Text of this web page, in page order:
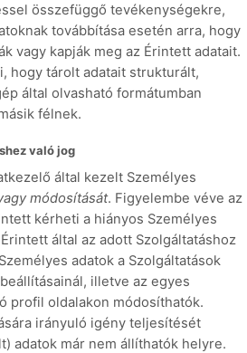
összefüggő tevékenységekre,
továbbítása esetén arra, hogy
vagy kapják meg az Érintett adatait.
hogy tárolt adatait strukturált,
által olvasható formátumban
félnek.
való jog
által kezelt Személyes
módosítását. Figyelembe véve az
kérheti a hiányos Személyes
által az adott Szolgáltatáshoz
adatok a Szolgáltatások
illetve az egyes
profil oldalakon módosíthatók.
irányuló igény teljesítését
adatok már nem állíthatók helyre.